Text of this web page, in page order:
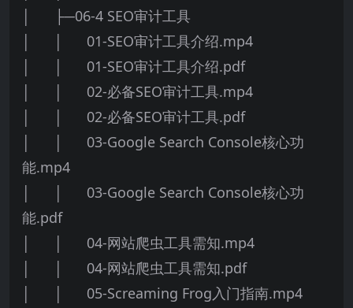
│ ├─06-4 SEO审计工具
│ │ 01-SEO审计工具介绍.mp4
│ │ 01-SEO审计工具介绍.pdf
│ │ 02-必备SEO审计工具.mp4
│ │ 02-必备SEO审计工具.pdf
│ │ 03-Google Search Console核心功
能.mp4
│ │ 03-Google Search Console核心功
能.pdf
│ │ 04-网站爬虫工具需知.mp4
│ │ 04-网站爬虫工具需知.pdf
│ │ 05-Screaming Frog入门指南.mp4